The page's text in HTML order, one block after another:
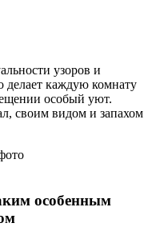
узоров и
делает каждую комнату
особый уют.
своим видом и запахом
особенным